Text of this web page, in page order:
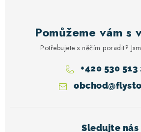
Pomůžeme vám s
Potřebujete s něčím poradit?
obchod@
+420 530 513